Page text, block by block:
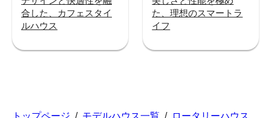
合した、カフェスタイ
ルハウス
た、理想のスマートラ
イフ
トップページ / モデルハウス一覧 / ロータリーハウス